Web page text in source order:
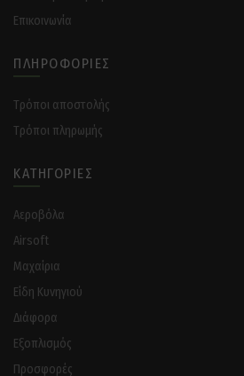
Επικοινωνία
ΠΛΗΡΟΦΟΡΊΕΣ
Tρόποι αποστολής
Tρόποι πληρωμής
ΚΑΤΗΓΟΡΊΕΣ
Αεροβόλα
Airsoft
Μαχαίρια
Είδη Κυνηγιού
Διάφορα
Eξοπλισμός
Προσφορές